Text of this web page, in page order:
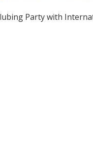
Party with